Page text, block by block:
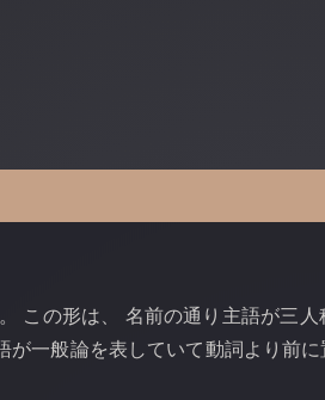
この形は、 名前の通り主語が三
一般論を表していて動詞より前